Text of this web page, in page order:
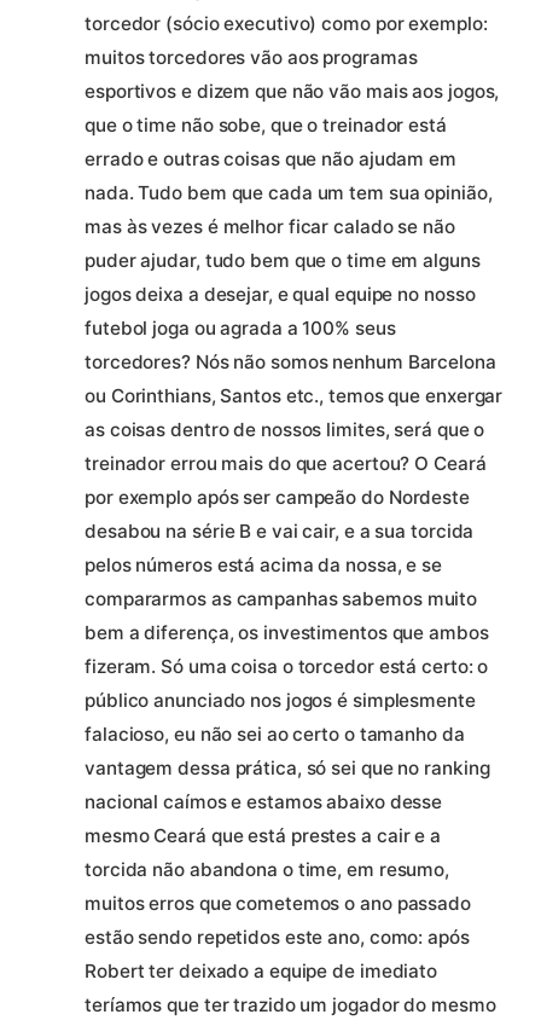
torcedor (sócio executivo) como por exemplo:
muitos torcedores vão aos programas
esportivos e dizem que não vão mais aos jogos,
que o time não sobe, que o treinador está
errado e outras coisas que não ajudam em
nada. Tudo bem que cada um tem sua opinião,
mas às vezes é melhor ficar calado se não
puder ajudar, tudo bem que o time em alguns
jogos deixa a desejar, e qual equipe no nosso
futebol joga ou agrada a 100% seus
torcedores? Nós não somos nenhum Barcelona
ou Corinthians, Santos etc., temos que enxergar
as coisas dentro de nossos limites, será que o
treinador errou mais do que acertou? O Ceará
por exemplo após ser campeão do Nordeste
desabou na série B e vai cair, e a sua torcida
pelos números está acima da nossa, e se
compararmos as campanhas sabemos muito
bem a diferença, os investimentos que ambos
fizeram. Só uma coisa o torcedor está certo: o
público anunciado nos jogos é simplesmente
falacioso, eu não sei ao certo o tamanho da
vantagem dessa prática, só sei que no ranking
nacional caímos e estamos abaixo desse
mesmo Ceará que está prestes a cair e a
torcida não abandona o time, em resumo,
muitos erros que cometemos o ano passado
estão sendo repetidos este ano, como: após
Robert ter deixado a equipe de imediato
teríamos que ter trazido um jogador do mesmo